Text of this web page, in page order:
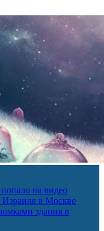
на видео
Израиля в Москве
здания в